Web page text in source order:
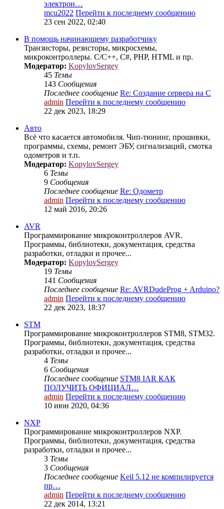
электрон…
mcu2022 Перейти к последнему сообщению
23 сен 2022, 02:40
В помощь начинающему разработчику
Транзисторы, резисторы, микросхемы,
микроконтроллеры. C/C++, C#, PHP, HTML и пр.
Модератор: KopylovSergey
45 Темы
143 Сообщения
Последнее сообщение Re: Создание сервера на С
admin Перейти к последнему сообщению
22 дек 2023, 18:29
Авто
Всё что касается автомобиля. Чип-тюнинг, прошивки,
программы, схемы, ремонт ЭБУ, сигнализаций, смотка
одометров и т.п.
Модератор: KopylovSergey
6 Темы
9 Сообщения
Последнее сообщение Re: Одометр
admin Перейти к последнему сообщению
12 май 2016, 20:26
AVR
Программирование микроконтроллеров AVR.
Программы, библиотеки, документация, средства
разработки, отладки и прочее...
Модератор: KopylovSergey
19 Темы
141 Сообщения
Последнее сообщение Re: AVRDudeProg + Arduino?
admin Перейти к последнему сообщению
22 дек 2023, 18:37
STM
Программирование микроконтроллеров STM8, STM32.
Программы, библиотеки, документация, средства
разработки, отладки и прочее...
4 Темы
6 Сообщения
Последнее сообщение STM8 IAR КАК
ПОЛУЧИТЬ ОФИЦИАЛ…
admin Перейти к последнему сообщению
10 июн 2020, 04:36
NXP
Программирование микроконтроллеров NXP.
Программы, библиотеки, документация, средства
разработки, отладки и прочее...
3 Темы
3 Сообщения
Последнее сообщение Keil 5.12 не компилируется
пр…
admin Перейти к последнему сообщению
22 дек 2014, 13:21